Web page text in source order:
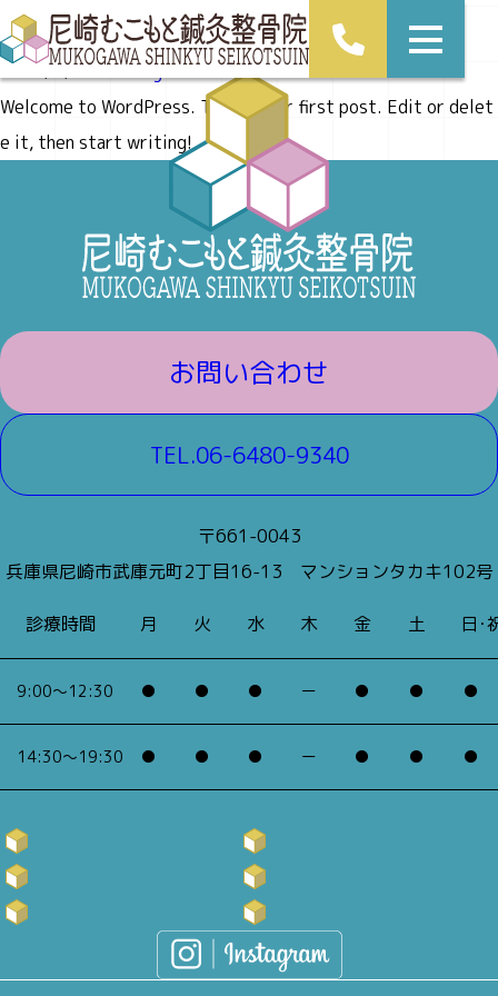
Hello world!
2026/4/28Uncategorized
Welcome to WordPress. This is your first post. Edit or delet
e it, then start writing!
お問い合わせ
TEL.06-6480-9340
〒661-0043
兵庫県尼崎市武庫元町2丁目16-13 マンションタカキ102号
診療時間 月 火 水 木 金 土 日･
9:00～12:30 ● ● ● ー ● ● ●
14:30～19:30 ● ● ● ー ● ● ●
店舗紹介
店舗紹介 施術メニュー
施術メニュー
お悩みの症状
お悩みの症状 料金について
料金について
お客様の声
お客様の声 アクセス
アクセス